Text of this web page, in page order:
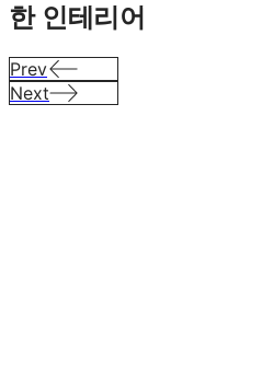
한 인테리어
Prev
Next